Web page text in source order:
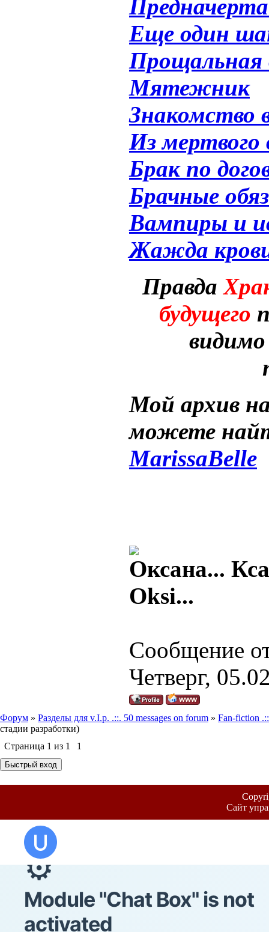
Еще один
Прощальная
Мятежник
Знакомство
Из мертвого
Брак по
Брачные
Вампиры и
Жажда
Правда
будущего
видимо
Мой архив
можете
MarissaBelle
Оксана...
Oksi...
Сообщение
Четверг,
Форум » Разделы для v.I.p. .::. 50 messages on forum » Fan-fiction
стадии разработки)
Страница 1 из 1 1
Сайт